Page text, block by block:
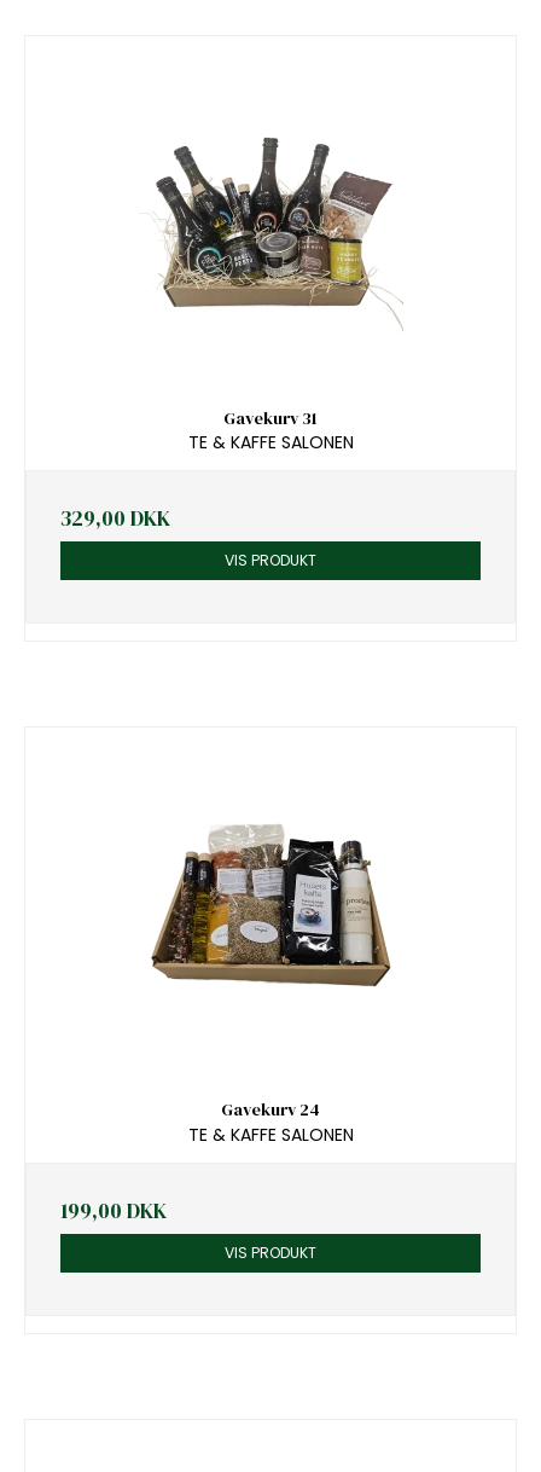
Gavekurv 31
TE & KAFFE SALONEN
329,00 DKK
VIS PRODUKT
Gavekurv 24
TE & KAFFE SALONEN
199,00 DKK
VIS PRODUKT